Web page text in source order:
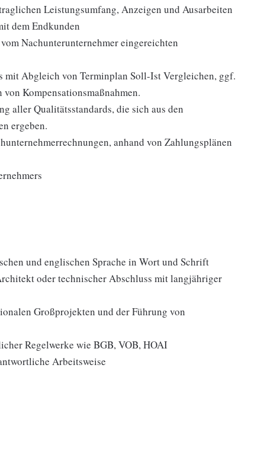
Leistungsumfang, Anzeigen und Ausarbeiten
dem Endkunden
Nachunterunternehmer eingereichten
mit Abgleich von Terminplan Soll-Ist Vergleichen, ggf.
Kompensationsmaßnahmen.
aller Qualitätsstandards, die sich aus den
ergeben.
anhand von Zahlungsplänen
und englischen Sprache in Wort und Schrift
oder technischer Abschluss mit langjähriger
Großprojekten und der Führung von
Regelwerke wie BGB, VOB, HOAI
Arbeitsweise